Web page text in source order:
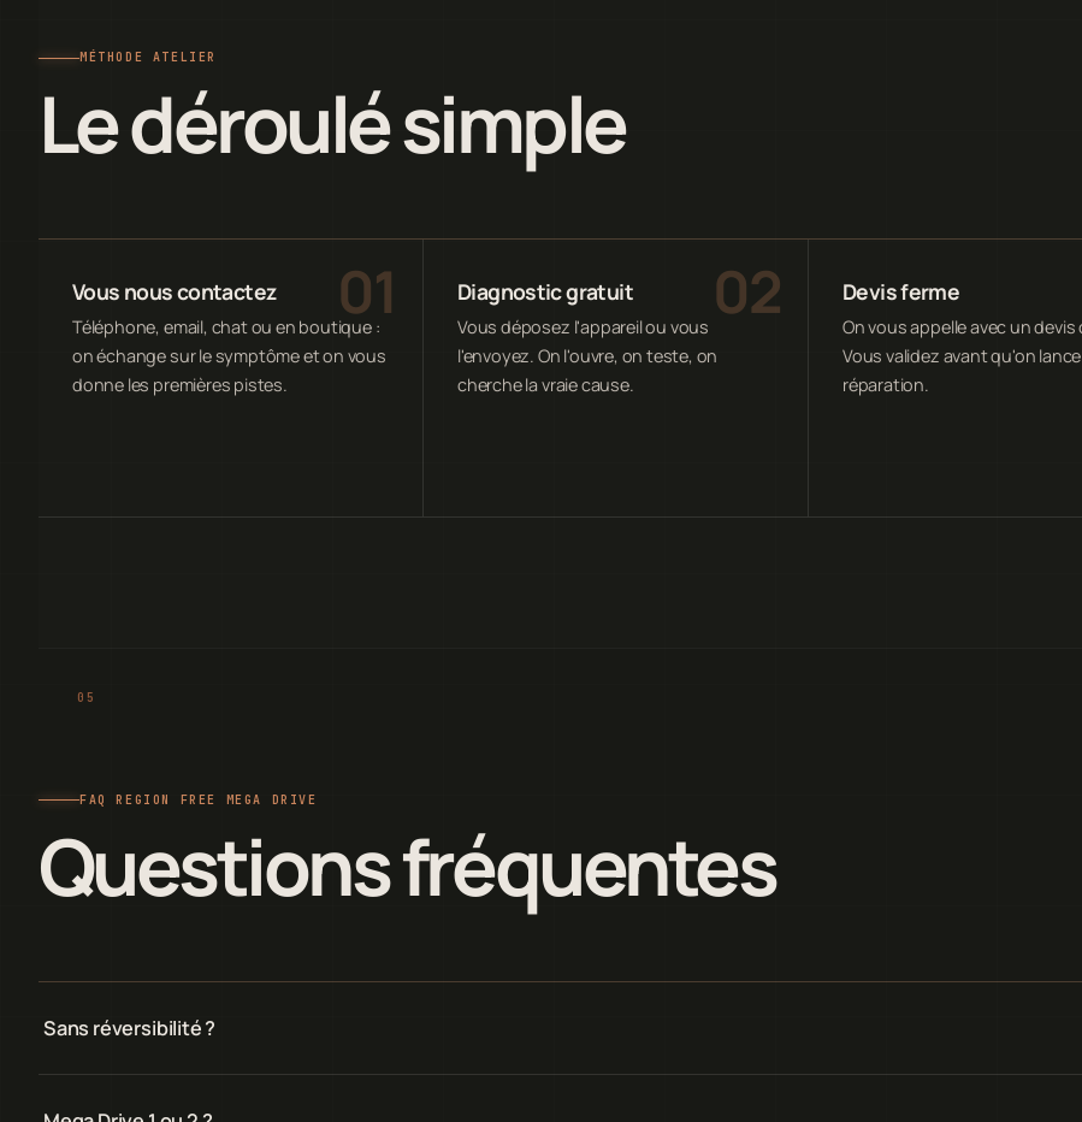
MÉTHODE ATELIER
Le déroulé simple
Vous nous contactez
Téléphone, email, chat ou en boutique :
on échange sur le symptôme et on vous
donne les premières pistes.
Diagnostic gratuit
Vous déposez l'appareil ou vous
l'envoyez. On l'ouvre, on teste, on
cherche la vraie cause.
Devis ferme
On vous appelle avec un devis
Vous validez avant qu'on
réparation.
FAQ REGION FREE MEGA DRIVE
Questions fréquentes
Sans réversibilité ?